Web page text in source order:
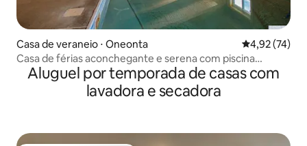
Casa de veraneio ⋅ Oneonta 4,92 de uma
4,92 (74)
Casa de férias aconchegante e serena com piscina
interna
Aluguel por temporada de casas com
lavadora e secadora